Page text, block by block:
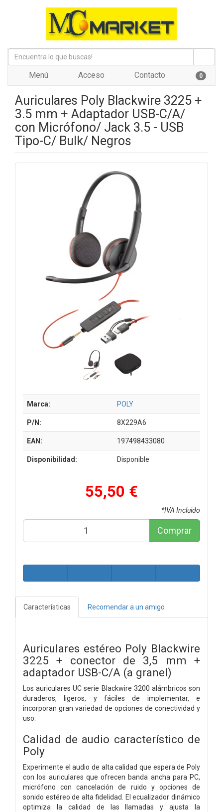
Menú Acceso Contacto 0
Auriculares Poly Blackwire 3225 +
3.5 mm + Adaptador USB-C/A/
con Micrófono/ Jack 3.5 - USB
Tipo-C/ Bulk/ Negros
Marca: POLY
P/N: 8X229A6
EAN: 197498433080
Disponibilidad: Disponible
55,50 €
*IVA Incluido
Comprar
Características Recomendar a un amigo
Auriculares estéreo Poly Blackwire
3225 + conector de 3,5 mm +
adaptador USB-C/A (a granel)
Los auriculares UC serie Blackwire 3200 alámbricos son
duraderos, ligeros, y fáciles de implementar, e
incorporan gran variedad de opciones de conectividad y
uso.
Calidad de audio característico de
Poly
Experimente el audio de alta calidad que espera de Poly
con los auriculares que ofrecen banda ancha para PC,
micrófono con cancelación de ruido y opciones de
sonido estéreo de alta fidelidad. El ecualizador dinámico
optimiza la calidad de las llamadas y ajusta la